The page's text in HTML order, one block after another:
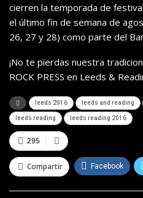
cierren la temporada de
el último fin de semana de
26, 27 y 28) como parte del
¡No te pierdas nuestra
ROCK PRESS en Leeds &
leeds 2016 leeds and reading
leeds reading leeds reading 2016
295
Compartir Facebook
Telegram